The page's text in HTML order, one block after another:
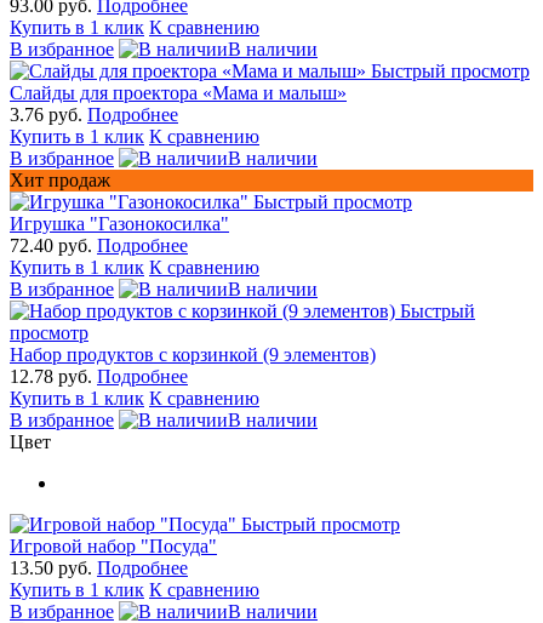
93.00 руб. Подробнее
Купить в 1 клик К сравнению
В избранное
В наличии
Быстрый просмотр
Слайды для проектора «Мама и малыш»
3.76 руб. Подробнее
Купить в 1 клик К сравнению
В избранное
В наличии
Хит продаж
Быстрый просмотр
Игрушка "Газонокосилка"
72.40 руб. Подробнее
Купить в 1 клик К сравнению
В избранное
В наличии
Быстрый
просмотр
Набор продуктов с корзинкой (9 элементов)
12.78 руб. Подробнее
Купить в 1 клик К сравнению
В избранное
В наличии
Цвет
Быстрый просмотр
Игровой набор "Посуда"
13.50 руб. Подробнее
Купить в 1 клик К сравнению
В избранное
В наличии